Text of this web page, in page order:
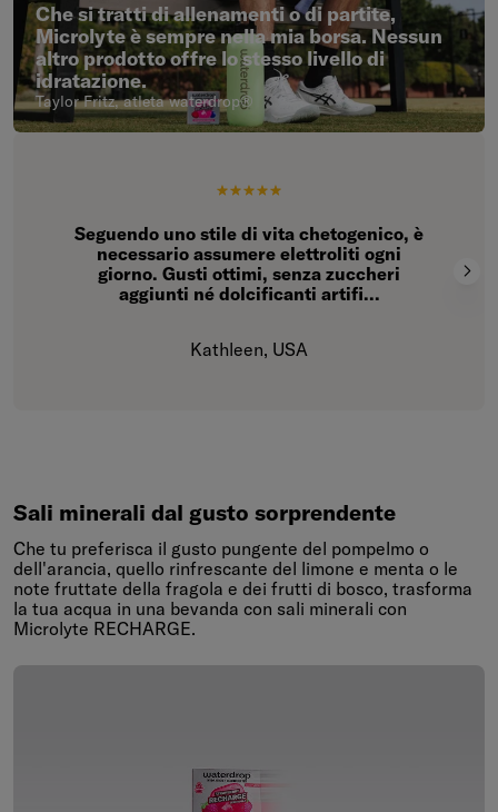
Che si tratti di allenamenti o di partite,
Microlyte è sempre nella mia borsa. Nessun
altro prodotto offre lo stesso livello di
idratazione.
Taylor Fritz, atleta waterdrop®
Seguendo uno stile di vita chetogenico, è
necessario assumere elettroliti ogni
giorno. Gusti ottimi, senza zuccheri
aggiunti né dolcificanti artifi...
Kathleen, USA
Sali minerali dal gusto sorprendente
Che tu preferisca il gusto pungente del pompelmo o
dell'arancia, quello rinfrescante del limone e menta o le
note fruttate della fragola e dei frutti di bosco, trasforma
la tua acqua in una bevanda con sali minerali con
Microlyte RECHARGE.